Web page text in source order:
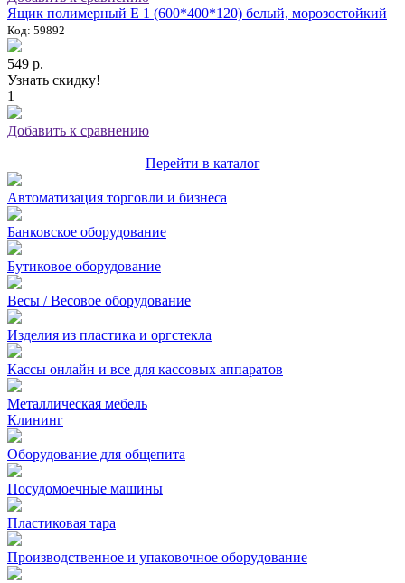
Ящик полимерный E 1 (600*400*120) белый, морозостойкий
Код: 59892
549 р.
Узнать скидку!
1
Добавить к сравнению
Перейти в каталог
Автоматизация торговли и бизнеса
Банковское оборудование
Бутиковое оборудование
Весы / Весовое оборудование
Изделия из пластика и оргстекла
Кассы онлайн и все для кассовых аппаратов
Металлическая мебель
Клининг
Оборудование для общепита
Посудомоечные машины
Пластиковая тара
Производственное и упаковочное оборудование